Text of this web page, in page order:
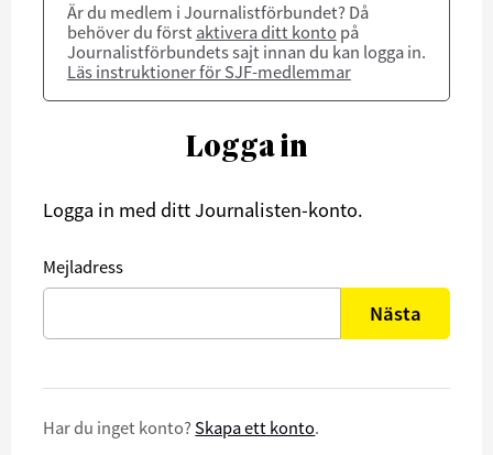
Är du medlem i Journalistförbundet? Då
behöver du först aktivera ditt konto på
Journalistförbundets sajt innan du kan logga in.
Läs instruktioner för SJF-medlemmar
Logga in
Logga in med ditt Journalisten-konto.
Mejladress
Nästa
Har du inget konto? Skapa ett konto.